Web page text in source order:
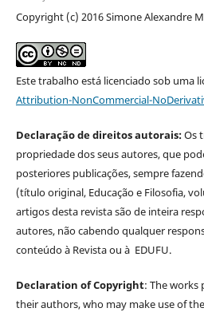
Copyright (c) 2016 Simone Alexandre
Este trabalho está licenciado sob uma
Attribution-NonCommercial-
Declaração de direitos autorais:Os
propriedade dos seus autores, que
posteriores publicações, sempre
(título original, Educação e Filosofia,
artigos desta revista são de inteira
autores, não cabendo qualquer
conteúdo à Revista ou à EDUFU.
Declaration of Copyright: The works
their authors, who may make use of